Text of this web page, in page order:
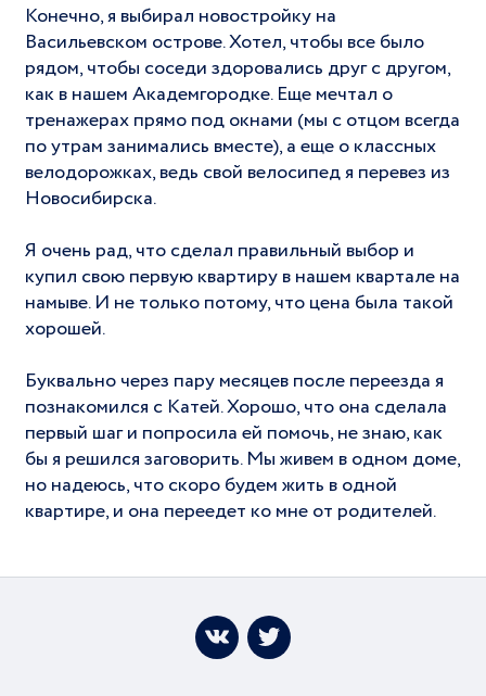
Конечно, я выбирал новостройку на
Васильевском острове. Хотел, чтобы все было
рядом, чтобы соседи здоровались друг с другом,
как в нашем Академгородке. Еще мечтал о
тренажерах прямо под окнами (мы с отцом всегда
по утрам занимались вместе), а еще о классных
велодорожках, ведь свой велосипед я перевез из
Новосибирска.
Я очень рад, что сделал правильный выбор и
купил свою первую квартиру в нашем квартале на
намыве. И не только потому, что цена была такой
хорошей.
Буквально через пару месяцев после переезда я
познакомился с Катей. Хорошо, что она сделала
первый шаг и попросила ей помочь, не знаю, как
бы я решился заговорить. Мы живем в одном доме,
но надеюсь, что скоро будем жить в одной
квартире, и она переедет ко мне от родителей.